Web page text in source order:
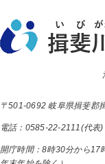
〒501-0692 岐阜県揖斐郡
電話：0585-22-2111(代
開庁時間：8時30分から